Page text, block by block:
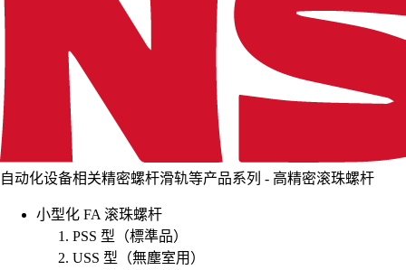
自动化设备相关精密螺杆滑轨等产品系列 - 高精密滚珠螺杆
小型化 FA 滚珠螺杆
PSS 型（標準品）
USS 型（無塵室用）